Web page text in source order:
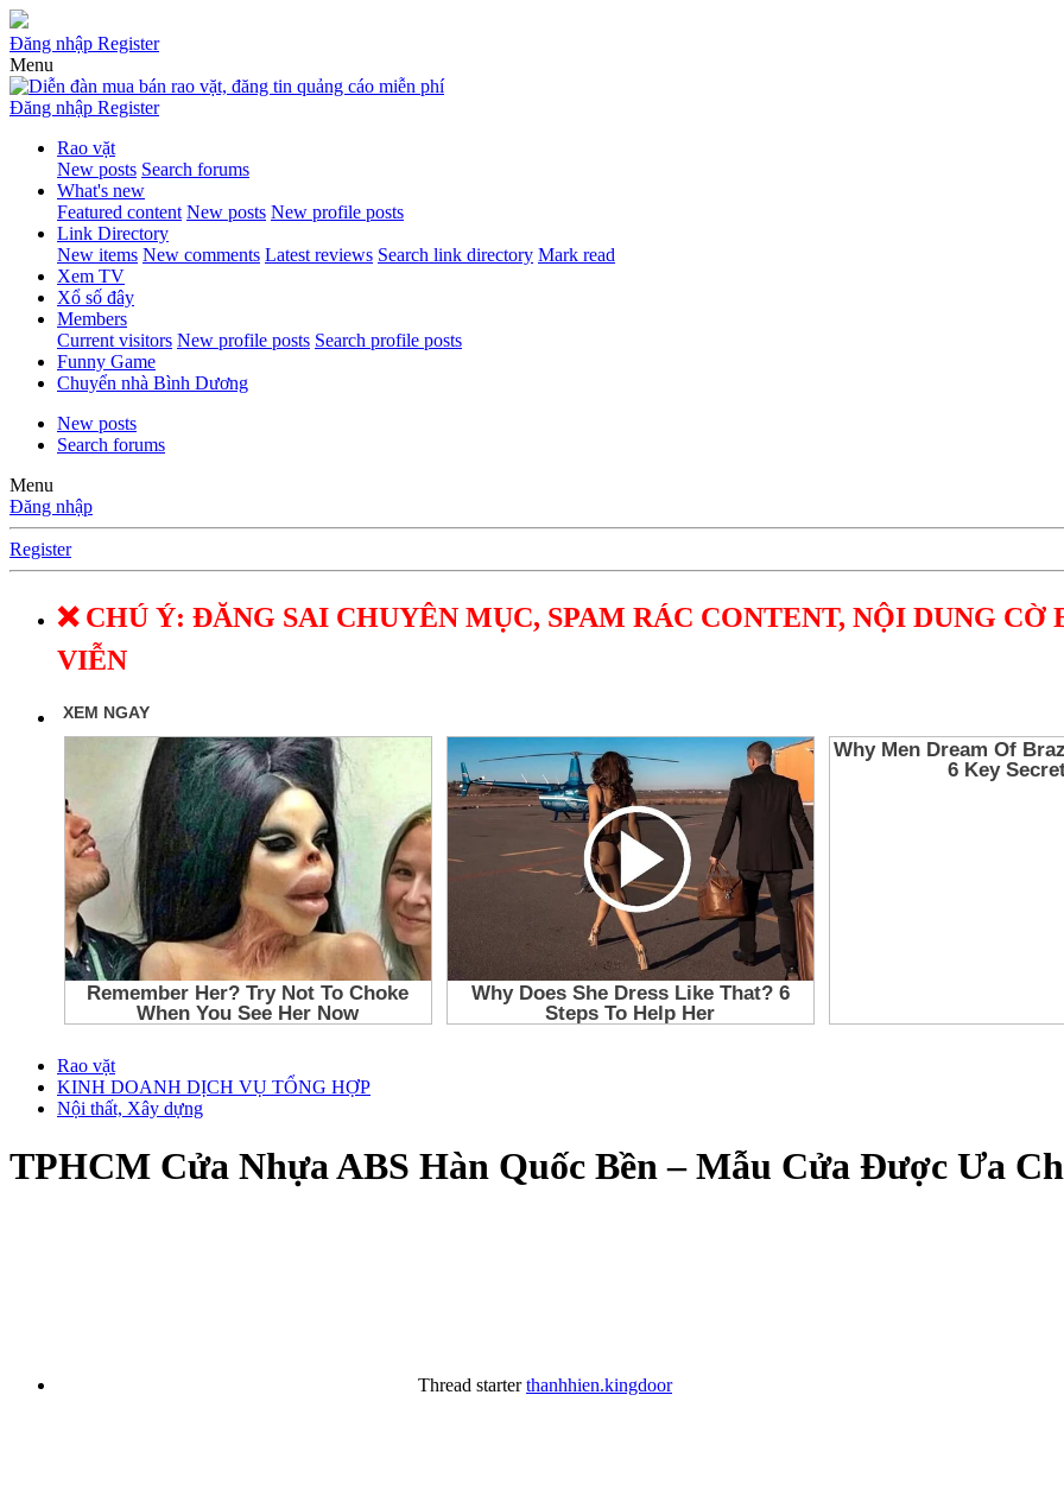
Đăng nhập Register
Menu
Đăng nhập Register
Rao vặt
New posts Search forums
What's new
Featured content New posts New profile posts
Link Directory
New items New comments Latest reviews Search link directory Mark read
Xem TV
Xổ số đây
Members
Current visitors New profile posts Search profile posts
Funny Game
Chuyển nhà Bình Dương
New posts
Search forums
Menu
Đăng nhập
Register
❌ CHÚ Ý: ĐĂNG SAI CHUYÊN MỤC, SPAM RÁC CONTENT, NỘI DUNG
VIỄN
Rao vặt
KINH DOANH DỊCH VỤ TỔNG HỢP
Nội thất, Xây dựng
TPHCM Cửa Nhựa ABS Hàn Quốc Bền – Mẫu Cửa Được Ưa
Thread starter thanhhien.kingdoor